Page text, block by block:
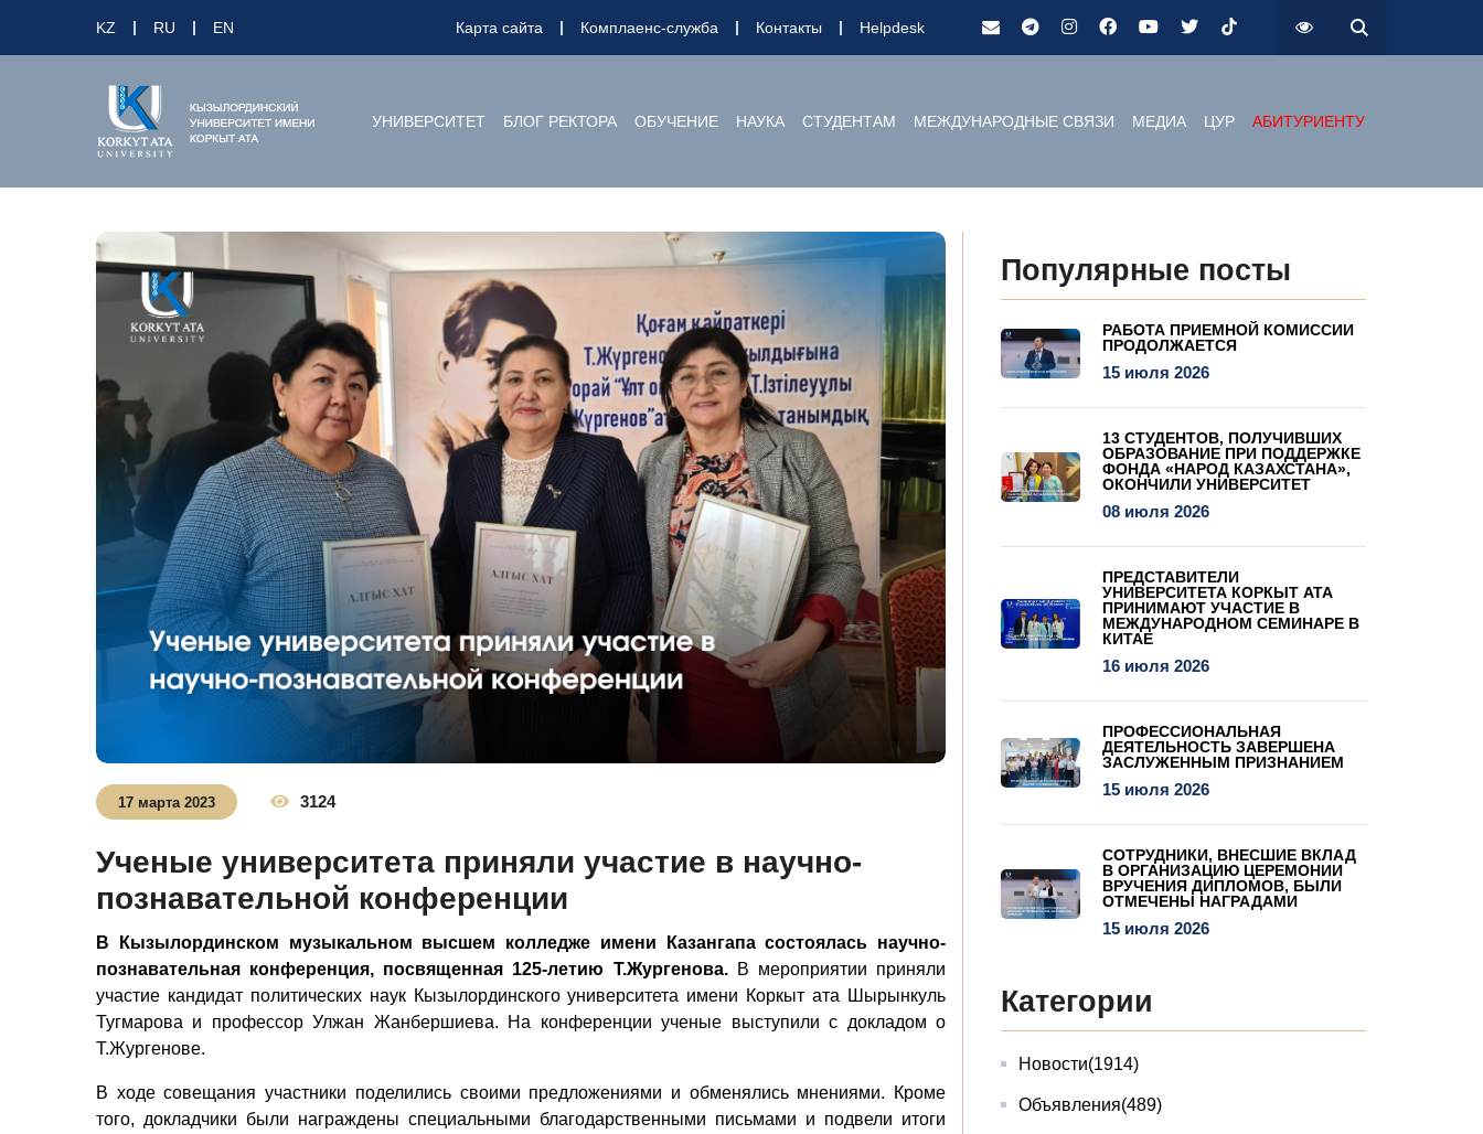
KZ RU EN Карта сайта Комплаенс-служба Контакты Helpdesk
УНИВЕРСИТЕТ БЛОГ РЕКТОРА ОБУЧЕНИЕ НАУКА СТУДЕНТАМ МЕЖДУНАРОДНЫЕ СВЯЗИ МЕДИА ЦУР АБИТУРИЕНТУ
17 марта 2023 3124
Ученые университета приняли участие в научно-
познавательной конференции
В Кызылординском музыкальном высшем колледже имени Казангапа состоялась научно-
познавательная конференция, посвященная 125-летию Т.Жургенова. В мероприятии приняли
участие кандидат политических наук Кызылординского университета имени Коркыт ата Шырынкуль
Тугмарова и профессор Улжан Жанбершиева. На конференции ученые выступили с докладом о
Т.Жургенове.
В ходе совещания участники поделились своими предложениями и обменялись мнениями. Кроме
того, докладчики были награждены специальными благодарственными письмами и подвели итоги
Популярные посты
РАБОТА ПРИЕМНОЙ КОМИССИИ
ПРОДОЛЖАЕТСЯ
15 июля 2026
13 СТУДЕНТОВ, ПОЛУЧИВШИХ
ОБРАЗОВАНИЕ ПРИ ПОДДЕРЖКЕ
ФОНДА «НАРОД КАЗАХСТАНА»,
ОКОНЧИЛИ УНИВЕРСИТЕТ
08 июля 2026
ПРЕДСТАВИТЕЛИ
УНИВЕРСИТЕТА КОРКЫТ АТА
ПРИНИМАЮТ УЧАСТИЕ В
МЕЖДУНАРОДНОМ СЕМИНАРЕ В
КИТАЕ
16 июля 2026
ПРОФЕССИОНАЛЬНАЯ
ДЕЯТЕЛЬНОСТЬ ЗАВЕРШЕНА
ЗАСЛУЖЕННЫМ ПРИЗНАНИЕМ
15 июля 2026
СОТРУДНИКИ, ВНЕСШИЕ ВКЛАД
В ОРГАНИЗАЦИЮ ЦЕРЕМОНИИ
ВРУЧЕНИЯ ДИПЛОМОВ, БЫЛИ
ОТМЕЧЕНЫ НАГРАДАМИ
15 июля 2026
Категории
Новости(1914)
Объявления(489)